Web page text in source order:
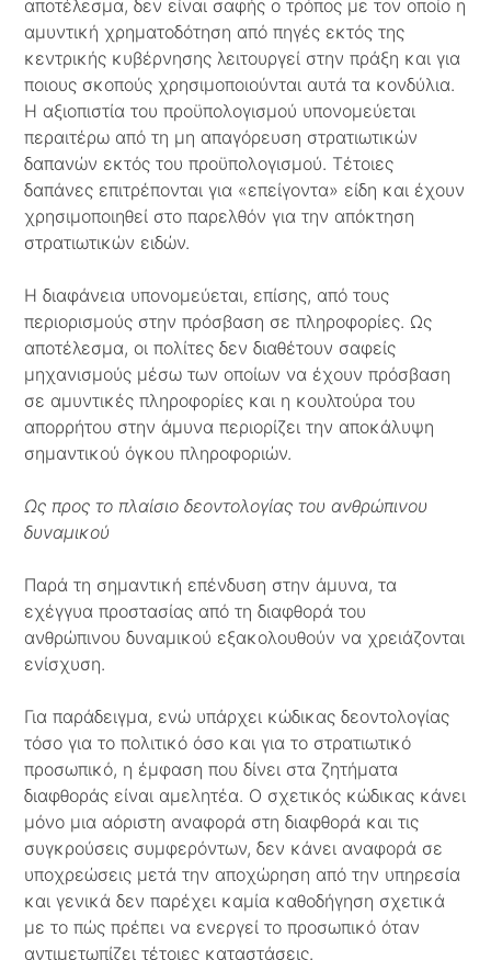
αποτέλεσμα, δεν είναι σαφής ο τρόπος με τον οποίο η
αμυντική χρηματοδότηση από πηγές εκτός της
κεντρικής κυβέρνησης λειτουργεί στην πράξη και για
ποιους σκοπούς χρησιμοποιούνται αυτά τα κονδύλια.
Η αξιοπιστία του προϋπολογισμού υπονομεύεται
περαιτέρω από τη μη απαγόρευση στρατιωτικών
δαπανών εκτός του προϋπολογισμού. Τέτοιες
δαπάνες επιτρέπονται για «επείγοντα» είδη και έχουν
χρησιμοποιηθεί στο παρελθόν για την απόκτηση
στρατιωτικών ειδών.
Η διαφάνεια υπονομεύεται, επίσης, από τους
περιορισμούς στην πρόσβαση σε πληροφορίες. Ως
αποτέλεσμα, οι πολίτες δεν διαθέτουν σαφείς
μηχανισμούς μέσω των οποίων να έχουν πρόσβαση
σε αμυντικές πληροφορίες και η κουλτούρα του
απορρήτου στην άμυνα περιορίζει την αποκάλυψη
σημαντικού όγκου πληροφοριών.
Ως προς το πλαίσιο δεοντολογίας του ανθρώπινου
δυναμικού
Παρά τη σημαντική επένδυση στην άμυνα, τα
εχέγγυα προστασίας από τη διαφθορά του
ανθρώπινου δυναμικού εξακολουθούν να χρειάζονται
ενίσχυση.
Για παράδειγμα, ενώ υπάρχει κώδικας δεοντολογίας
τόσο για το πολιτικό όσο και για το στρατιωτικό
προσωπικό, η έμφαση που δίνει στα ζητήματα
διαφθοράς είναι αμελητέα. Ο σχετικός κώδικας κάνει
μόνο μια αόριστη αναφορά στη διαφθορά και τις
συγκρούσεις συμφερόντων, δεν κάνει αναφορά σε
υποχρεώσεις μετά την αποχώρηση από την υπηρεσία
και γενικά δεν παρέχει καμία καθοδήγηση σχετικά
με το πώς πρέπει να ενεργεί το προσωπικό όταν
αντιμετωπίζει τέτοιες καταστάσεις.